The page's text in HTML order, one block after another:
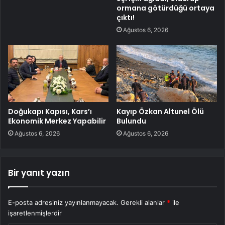
ormana götürdüğü ortaya
çıktı!
Ağustos 6, 2026
Doğukapı Kapısı, Kars’ı
Ekonomik Merkez Yapabilir
Ağustos 6, 2026
Kayıp Özkan Altunel Ölü
Bulundu
Ağustos 6, 2026
Bir yanıt yazın
E-posta adresiniz yayınlanmayacak. Gerekli alanlar * ile
işaretlenmişlerdir